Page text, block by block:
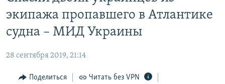
содержанию
главной
навигации
Вернутся
СПЕЦПРОЕКТЫ
11 ЛЕТ ОККУПАЦИИ КРЫМА. 11 ИСТОРИЙ СОПРОТИВЛЕНИЯ
ЕЩЕ
ИНТЕРАКТИВ
РАДІО СВОБОДА
экипажа пропавшего в Атлантике
судна – МИД Украины
28 сентября 2019, 21:14
Поделиться Читать без VPN